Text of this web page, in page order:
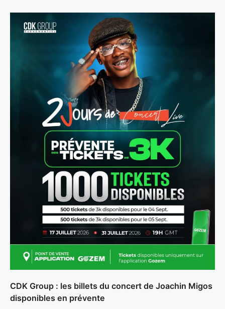
CDK Group : les billets du concert de Joachin Migos
disponibles en prévente